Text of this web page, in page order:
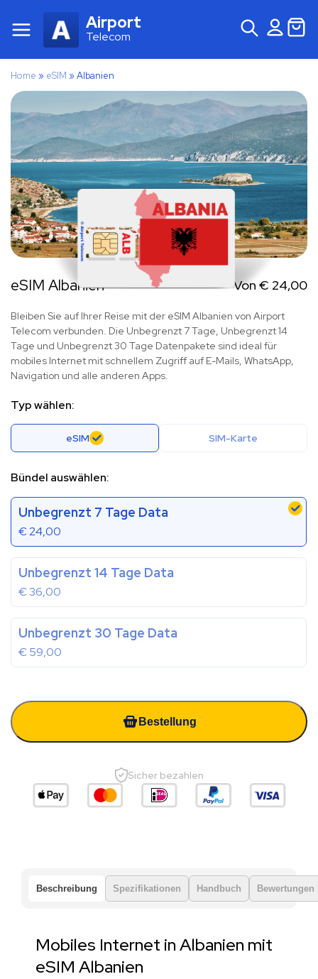
Airport
Telecom
Home » eSIM »Albanien
eSIM Albanien Von € 24,00
Bleiben Sie auf Ihrer Reise mit der eSIM Albanien von Airport
Telecom verbunden. Die Unbegrenzt 7 Tage, Unbegrenzt 14
Tage und Unbegrenzt 30 Tage Datenpakete sind ideal für
mobiles Internet mit schnellem Zugriff auf E-Mails, WhatsApp,
Navigation und alle anderen Apps.
Typ wählen:
eSIM SIM-Karte
Bündel auswählen:
Unbegrenzt 7 Tage Data
€24,00
Unbegrenzt 14 Tage Data
€36,00
Unbegrenzt 30 Tage Data
€59,00
Bestellung
Sicher bezahlen
Beschreibung Spezifikationen Handbuch Bewertungen
Mobiles Internet in Albanien mit
eSIM Albanien